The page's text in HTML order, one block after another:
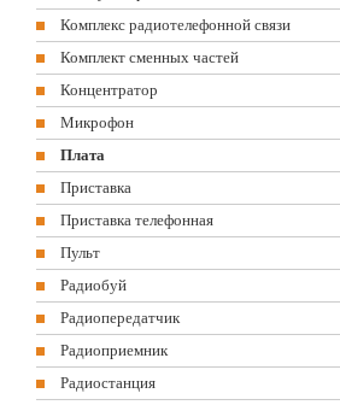
Комплекс радиотелефонной связи
Комплект сменных частей
Концентратор
Микрофон
Плата
Приставка
Приставка телефонная
Пульт
Радиобуй
Радиопередатчик
Радиоприемник
Радиостанция